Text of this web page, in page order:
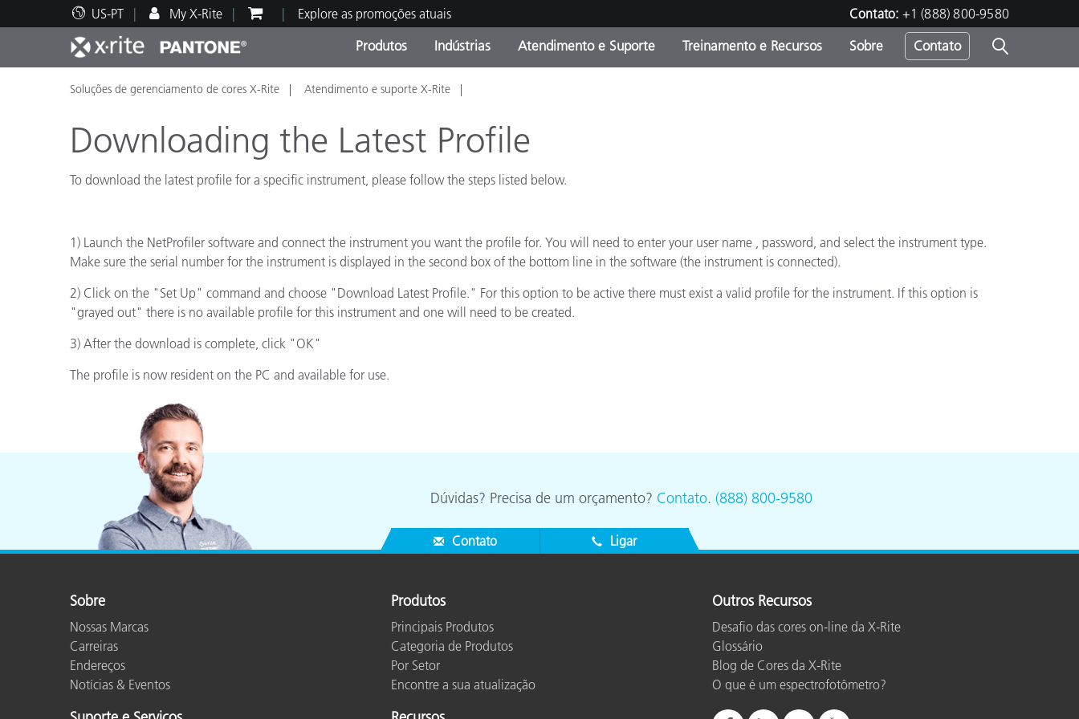
US-PT My X-Rite Explore as promoções atuais Contato: +1 (888) 800-9580
Produtos
Principais produtos Categoria de Produtos
Online Store
Indústrias
Impressão e Embalagem
Automotiva
Tintas e Revestimentos
Têxtil
Food Color Measurement
Ciências Biológicas
Atendimento e Suporte
Suporte Técnico Serviço de Manutenção
Treinamento e Recursos
Recursos Educacionais Formação
Outros recursos
Sobre Contato
Soluções de gerenciamento de cores X-Rite Atendimento e suporte X-Rite
Downloading the Latest Profile
To download the latest profile for a specific instrument, please follow the steps listed below.
1) Launch the NetProfiler software and connect the instrument you want the profile for. You will need to enter your user name , password, and select the instrument type.
Make sure the serial number for the instrument is displayed in the second box of the bottom line in the software (the instrument is connected).
2) Click on the "Set Up" command and choose "Download Latest Profile." For this option to be active there must exist a valid profile for the instrument. If this option is
"grayed out" there is no available profile for this instrument and one will need to be created.
3) After the download is complete, click "OK"
The profile is now resident on the PC and available for use.
Dúvidas? Precisa de um orçamento? Contato. (888) 800-9580
Contato Ligar
Sobre
Nossas Marcas
Carreiras
Endereços
Notícias & Eventos
Produtos
Principais Produtos
Categoria de Produtos
Por Setor
Encontre a sua atualização
Outros Recursos
Desafio das cores on-line da X-Rite
Glossário
Blog de Cores da X-Rite
O que é um espectrofotômetro?